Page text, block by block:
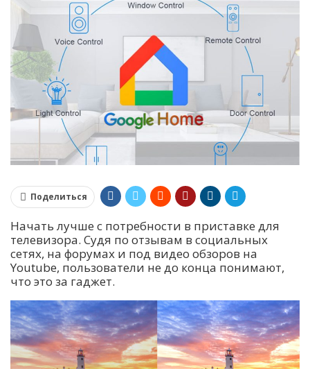
Поделиться
Начать лучше с потребности в приставке для
телевизора. Судя по отзывам в социальных
сетях, на форумах и под видео обзоров на
Youtube, пользователи не до конца понимают,
что это за гаджет.